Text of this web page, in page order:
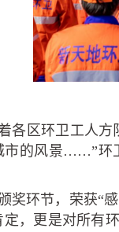
各区环卫工人
市的风景……”环
奖环节，荣获“
定，更是对所有